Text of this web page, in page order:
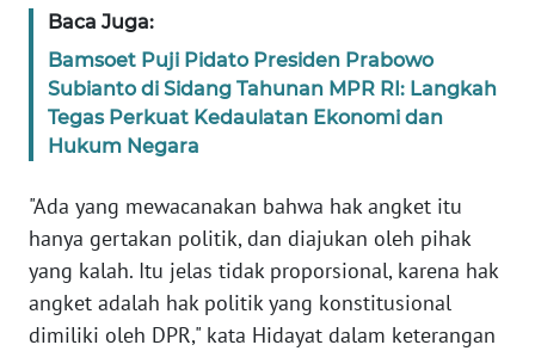
Baca Juga:
Bamsoet Puji Pidato Presiden Prabowo
Subianto di Sidang Tahunan MPR RI: Langkah
Tegas Perkuat Kedaulatan Ekonomi dan
Hukum Negara
"Ada yang mewacanakan bahwa hak angket itu
hanya gertakan politik, dan diajukan oleh pihak
yang kalah. Itu jelas tidak proporsional, karena hak
angket adalah hak politik yang konstitusional
dimiliki oleh DPR," kata Hidayat dalam keterangan
SIBER
REDAKSI
KARIR
DISCLAIMER
Wahana
Regional